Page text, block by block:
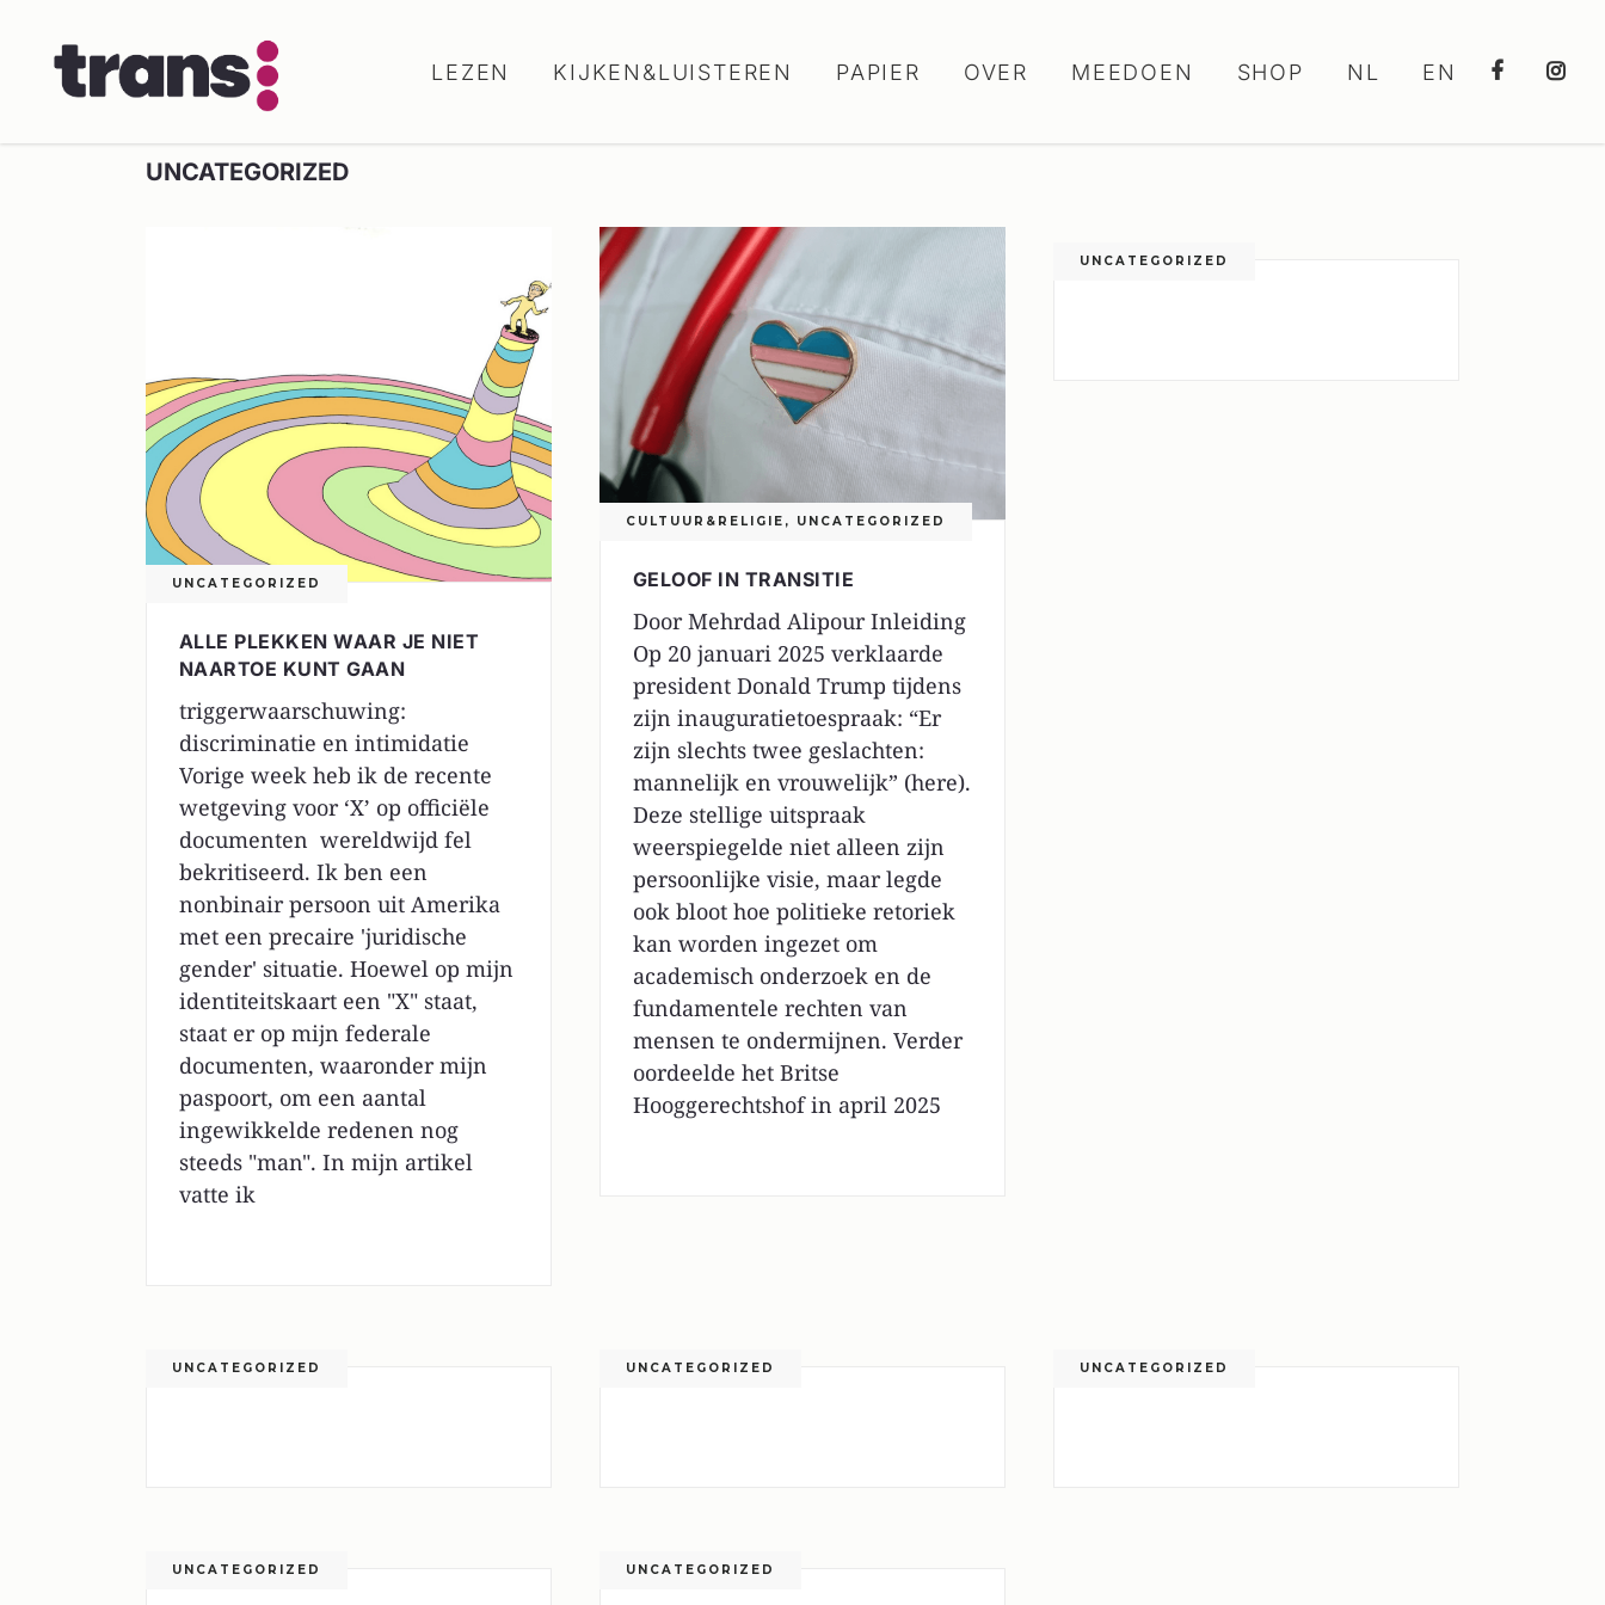
LEZEN KIJKEN&LUISTEREN PAPIER OVER MEEDOEN SHOP NL EN
UNCATEGORIZED
UNCATEGORIZED
ALLE PLEKKEN WAAR JE NIET
NAARTOE KUNT GAAN
triggerwaarschuwing:
discriminatie en intimidatie
Vorige week heb ik de recente
wetgeving voor ‘X’ op officiële
documenten wereldwijd fel
bekritiseerd. Ik ben een
nonbinair persoon uit Amerika
met een precaire 'juridische
gender' situatie. Hoewel op mijn
identiteitskaart een "X" staat,
staat er op mijn federale
documenten, waaronder mijn
paspoort, om een aantal
ingewikkelde redenen nog
steeds "man". In mijn artikel
vatte ik
CULTUUR&RELIGIE , UNCATEGORIZED
GELOOF IN TRANSITIE
Door Mehrdad Alipour Inleiding
Op 20 januari 2025 verklaarde
president Donald Trump tijdens
zijn inauguratietoespraak: “Er
zijn slechts twee geslachten:
mannelijk en vrouwelijk” (here).
Deze stellige uitspraak
weerspiegelde niet alleen zijn
persoonlijke visie, maar legde
ook bloot hoe politieke retoriek
kan worden ingezet om
academisch onderzoek en de
fundamentele rechten van
mensen te ondermijnen. Verder
oordeelde het Britse
Hooggerechtshof in april 2025
UNCATEGORIZED
UNCATEGORIZED UNCATEGORIZED UNCATEGORIZED
UNCATEGORIZED UNCATEGORIZED